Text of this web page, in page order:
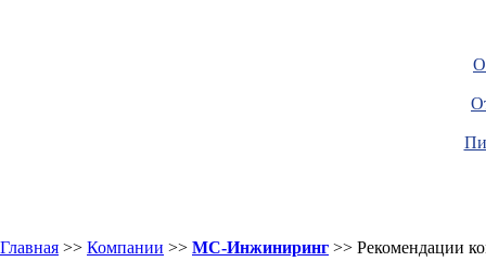
Главная >> Компании >> МС-Инжиниринг >> Рекомендации